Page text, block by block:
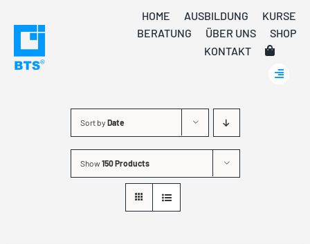
content
HOME AUSBILDUNG
KURSE
BERATUNG
ÜBER UNS
SHOP
KONTAKT
Sort by Date
Show150 Products